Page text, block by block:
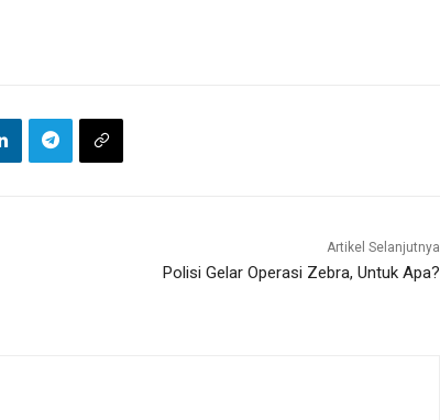
Artikel Selanjutnya
Polisi Gelar Operasi Zebra, Untuk Apa?